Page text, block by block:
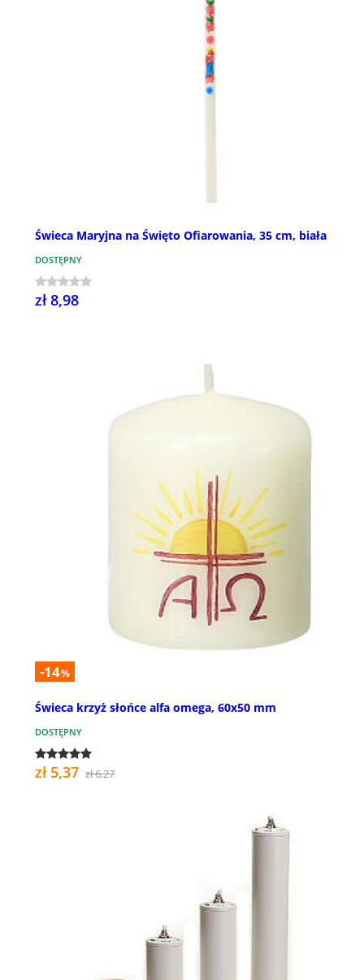
Świeca Maryjna na Święto Ofiarowania, 35 cm, biała
DOSTĘPNY
zł 8,98
-14%
Świeca krzyż słońce alfa omega, 60x50 mm
DOSTĘPNY
zł 5,37 zł 6,27